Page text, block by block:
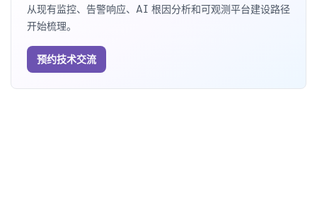
从现有监控、告警响应、AI 根因分析和可观测平台建设路径
开始梳理。
预约技术交流